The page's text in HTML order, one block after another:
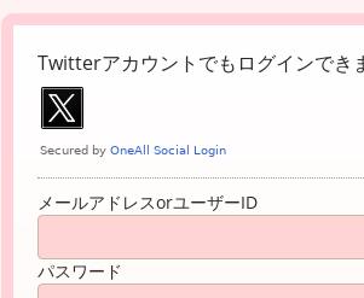
Twitterアカウントでもログインでき
メールアドレスorユーザーID
パスワード